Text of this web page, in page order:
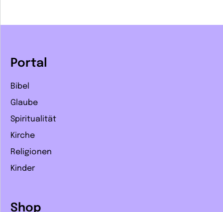
Portal
Bibel
Glaube
Spiritualität
Kirche
Religionen
Kinder
Shop